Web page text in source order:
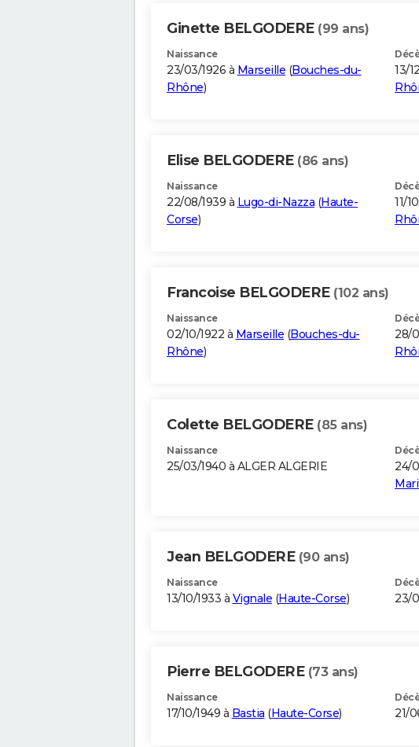
Ginette BELGODERE (99 ans)
Naissance
23/03/1926 à Marseille (Bouches-du-
Rhône)
13/
Elise BELGODERE (86 ans)
Naissance
22/08/1939 à Lugo-di-Nazza (Haute-
Corse)
11/
Francoise BELGODERE (102 ans)
Naissance
02/10/1922 à Marseille (Bouches-du-
Rhône)
28/
Colette BELGODERE (85 ans)
Naissance
25/03/1940 à ALGER ALGERIE 24/
Jean BELGODERE (90 ans)
Naissance
13/10/1933 à Vignale (Haute-Corse) 23/
Pierre BELGODERE (73 ans)
Naissance
17/10/1949 à Bastia (Haute-Corse) 21/